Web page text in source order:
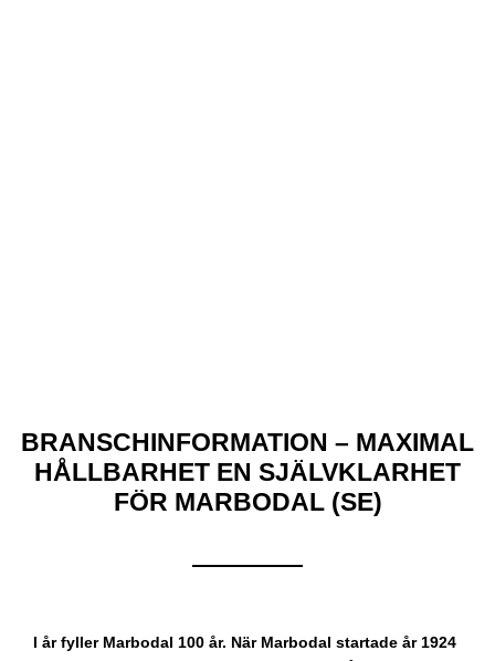
BRANSCHINFORMATION – MAXIMAL
HÅLLBARHET EN SJÄLVKLARHET
FÖR MARBODAL (SE)
I år fyller Marbodal 100 år. När Marbodal startade år 1924